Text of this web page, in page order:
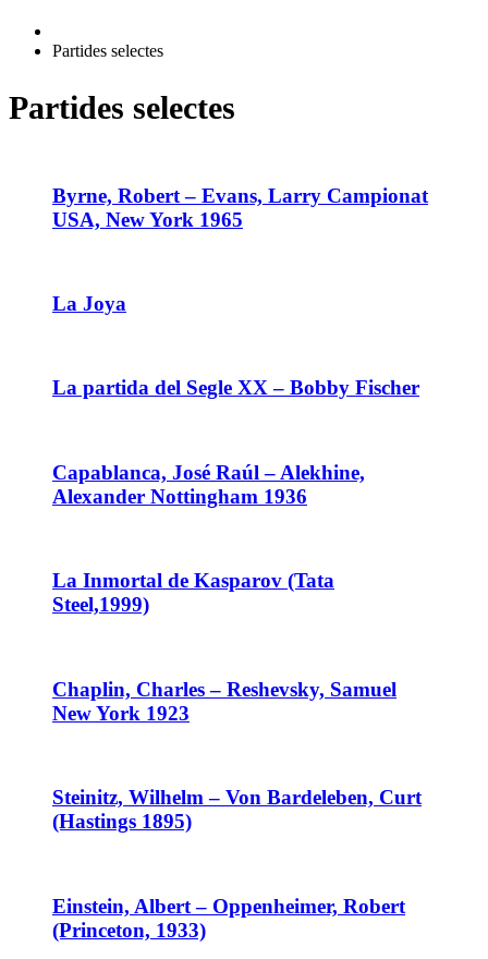
Partides selectes
Partides selectes
Byrne, Robert – Evans, Larry Campionat
USA, New York 1965
La Joya
La partida del Segle XX – Bobby Fischer
Capablanca, José Raúl – Alekhine,
Alexander Nottingham 1936
La Inmortal de Kasparov (Tata
Steel,1999)
Chaplin, Charles – Reshevsky, Samuel
New York 1923
Steinitz, Wilhelm – Von Bardeleben, Curt
(Hastings 1895)
Einstein, Albert – Oppenheimer, Robert
(Princeton, 1933)